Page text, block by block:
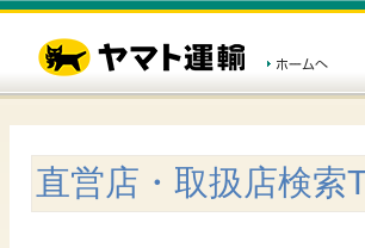
直営店・取扱店検索